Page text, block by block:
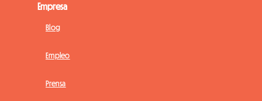
Empresa
Blog
Empleo
Prensa